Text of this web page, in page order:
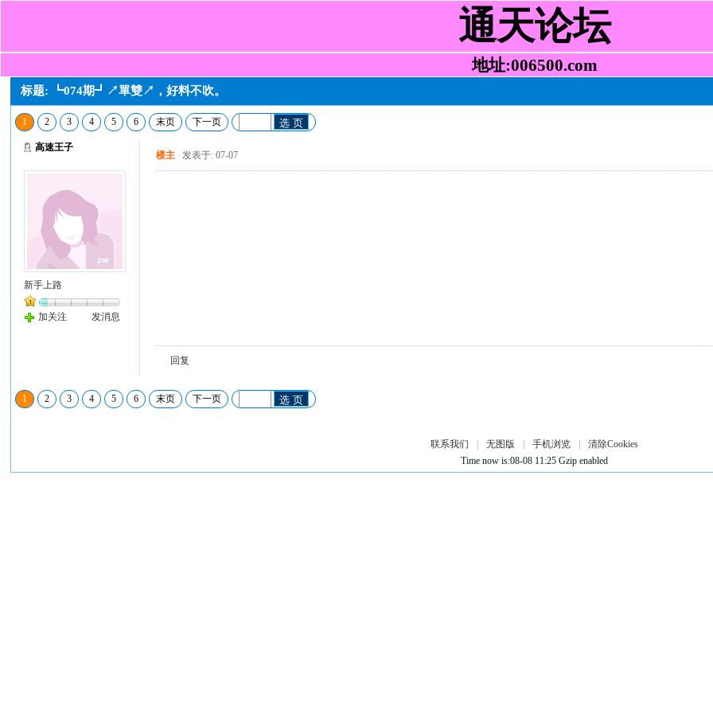
通天论坛
地址:006500.com
标题: ┗074期┛↗單雙↗，好料不吹。
1 2 3 4 5 6 末页 下一页 选 页
高速王子
新手上路
加关注 发消息
楼主 发表于: 07-07
回复
1 2 3 4 5 6 末页 下一页 选 页
联系我们 无图版 手机浏览
清除Cookies
Time now is:08-08 11:25 Gzip enabled